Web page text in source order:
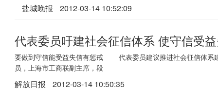
盐城晚报 2012-03-14 10:52:09
代表委员吁建社会征信体系 使守信受
要做到守信能受益失信有惩戒 代表委员建议推进社会征信
员，上海市工商联副主席，段
解放日报 2012-03-14 10:50:35